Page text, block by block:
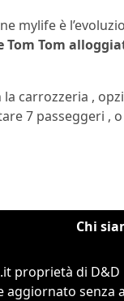
mylife è
Tom Tom
carrozzeria ,
7 passeggeri ,
Chi
di D&D